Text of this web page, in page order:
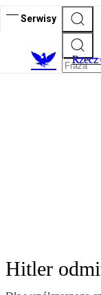
Serwisy
R
Hitler